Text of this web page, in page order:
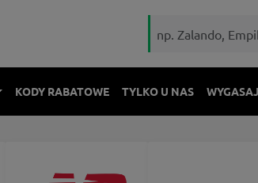
KODY RABATOWE TYLKO U NAS